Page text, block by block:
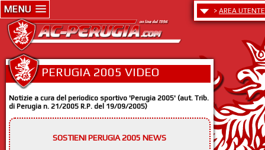
MENU > AREA UTENTE
PERUGIA 2005 VIDEO
Notizie a cura del periodico sportivo 'Perugia 2005' (aut. Trib.
di Perugia n. 21/2005 R.P. del 19/09/2005)
SOSTIENI PERUGIA 2005 NEWS